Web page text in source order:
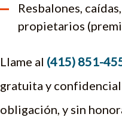
Resbalones,
propietarios
Llame al (415) 851-
gratuita y
obligación, y sin